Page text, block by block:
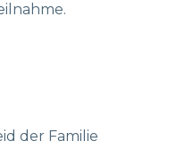
der Familie